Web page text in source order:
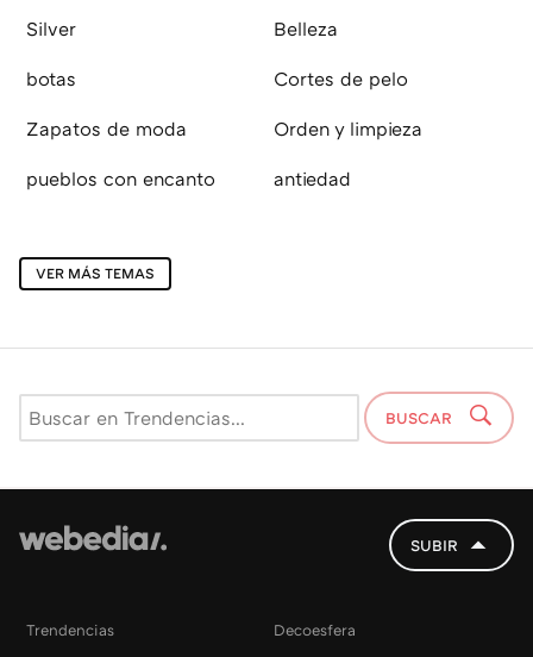
Silver Belleza
botas Cortes de pelo
Zapatos de moda Orden y limpieza
pueblos con encanto antiedad
VER MÁS TEMAS
BUSCAR
SUBIR
Trendencias Decoesfera